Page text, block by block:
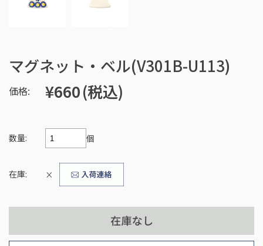
マグネット・ベル(V301B-U113)
価格: ¥660(税込)
数量: 個
在庫: ×